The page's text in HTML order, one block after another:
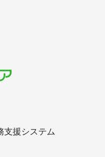
支援システム